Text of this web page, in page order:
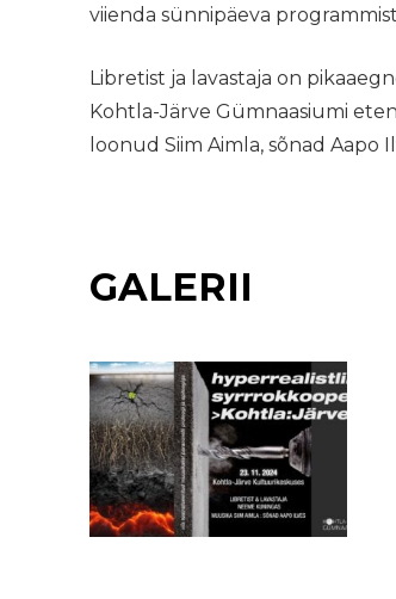
viienda sünnipäeva
Libretist ja lavastaja on
Kohtla-Järve Gümnaasiumi
loonud Siim Aimla, sõnad Aapo
GALERII